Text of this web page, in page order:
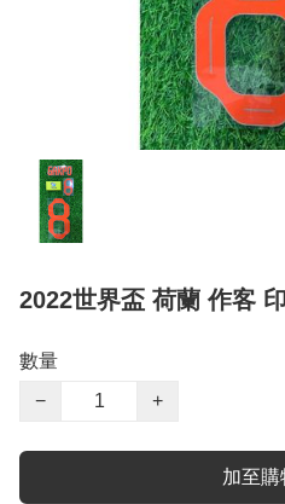
2022世界盃 荷蘭 作客
數量
−
+
加至購